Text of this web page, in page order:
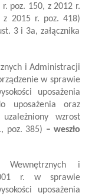
poz. 150, z 2012 r.
z 2015 r. poz. 418)
3 i 3a, załącznika
i Administracji
w sprawie
uposażenia
uposażenia oraz
wzrost
poz. 385) – weszło
Wewnętrznych i
r. w sprawie
uposażenia